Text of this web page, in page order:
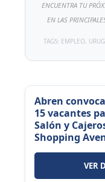
ENCUENTRA TU
EN LAS
TAGS: EMPLEO,
Abren
15 vacantes
Salón y
Shopping
VER